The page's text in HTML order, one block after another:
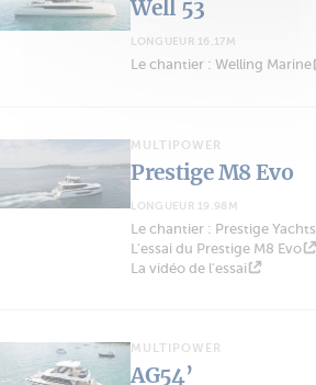
Well 53
LONGUEUR 16.17M
Le chantier : Welling Marine
MULTIPOWER
Prestige M8 Evo
LONGUEUR 19.98M
Le chantier : Prestige Yachts
L'essai du Prestige M8 Evo
La vidéo de l'essai
MULTIPOWER
AG54’